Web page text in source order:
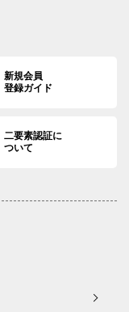
新規会員
登録ガイド
二要素認証に
ついて